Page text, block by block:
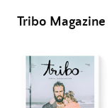
Tribo Magazine